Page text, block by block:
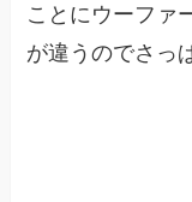
ことにウーファ
が違うのでさっ